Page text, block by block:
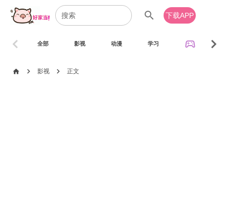
search 下载APP
全部 影视 动漫 学习 sports_esports
chevron_left chevron_right
home chevron_right 影视 chevron_right 正文